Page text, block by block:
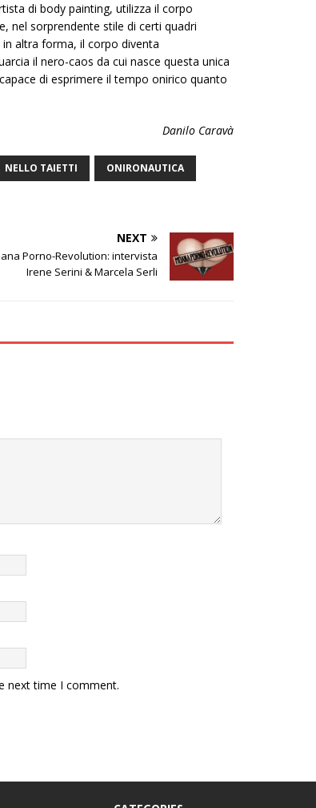
di body painting, utilizza il corpo
nel sorprendente stile di certi quadri
altra forma, il corpo diventa
il nero-caos da cui nasce questa unica
di esprimere il tempo onirico quanto
Danilo Caravà
NELLO TAIETTI ONIRONAUTICA
NEXT
Porno-Revolution: intervista
Irene Serini & Marcela Serli
next time I comment.